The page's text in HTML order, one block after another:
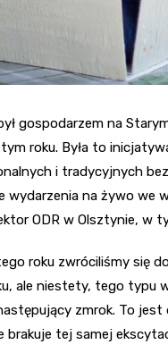
gospodarzem na
roku. Była to
i tradycyjnych bez
na żywo we
ODR w Olsztynie, w
roku zwróciliśmy się
ale niestety, tego typu
zmrok. To
tej samej